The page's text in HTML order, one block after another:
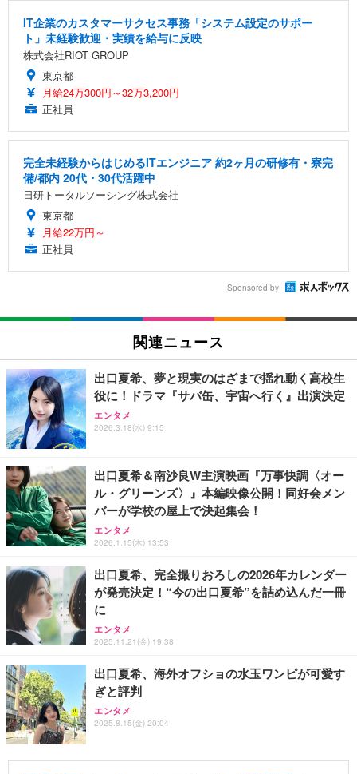
IT企業のカスタマーサクセス事務「システム設定のサポー
ト」未経験歓迎・実績を給与に反映
株式会社RIOT GROUP
東京都
月給24万300円～32万3,200円
正社員
完全未経験からはじめるITエンジニア 約2ヶ月の研修有・寮完
備/都内 20代・30代活躍中
日研トータルソーシング株式会社
東京都
月給22万円～
正社員
Sponsored by
関連ニュース
出口夏希、夢と現実のはざまで揺れ動く高校生
役に！ドラマ『サバ缶、宇宙へ行く』出演決定
エンタメ
2026.3.18(水) 9:15
出口夏希＆南沙良W主演映画『万事快調〈オー
ル・グリーンズ〉』本編映像公開！同好会メン
バーが学校の屋上で決起集会！
エンタメ
2026.1.15(木) 13:53
出口夏希、完全撮りおろしの2026年カレンダー
が発売決定！“今の出口夏希”を詰め込んだ一冊
に
エンタメ
2025.11.21(金) 19:38
出口夏希、海外オフショの水玉ワンピが可愛す
ぎと評判
エンタメ
2025.8.15(金) 20:04